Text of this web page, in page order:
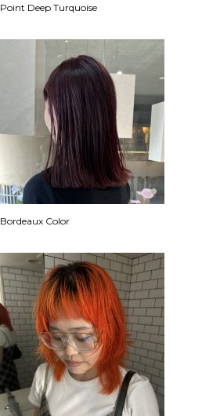
Point Deep Turquoise
Bordeaux Color